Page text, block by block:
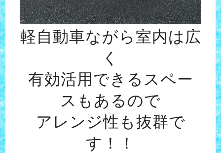
軽自動車ながら室内は広
く
有効活用できるスペー
スもあるので
アレンジ性も抜群で
す！！